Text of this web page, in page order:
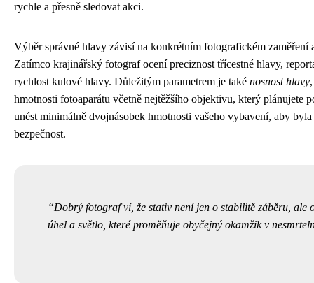
rychle a přesně sledovat akci.
Výběr správné hlavy závisí na konkrétním fotografickém zaměření
Zatímco krajinářský fotograf ocení preciznost třícestné hlavy,
rychlost kulové hlavy. Důležitým parametrem je také nosnost hlavy
hmotnosti fotoaparátu včetně nejtěžšího objektivu, který plánujete
unést minimálně dvojnásobek hmotnosti vašeho vybavení, aby byla
bezpečnost.
Dobrý fotograf ví, že stativ není jen o stabilitě záběru, ale
úhel a světlo, které proměňuje obyčejný okamžik v